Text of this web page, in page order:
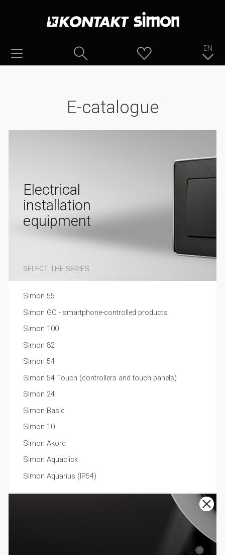
EN
E-catalogue
Electrical
installation
equipment
SELECT THE SERIES
Simon 55
Simon GO - smartphone-controlled products
Simon 100
Simon 82
Simon 54
Simon 54 Touch (controllers and touch panels)
Simon 24
Simon Basic
Simon 10
Simon Akord
Simon Aquaclick
Simon Aquarius (IP54)